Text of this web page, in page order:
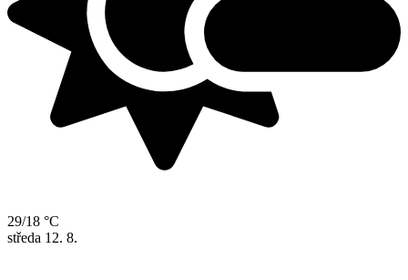
29/18 °C
středa 12. 8.